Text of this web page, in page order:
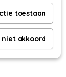
toestaan
niet akkoord